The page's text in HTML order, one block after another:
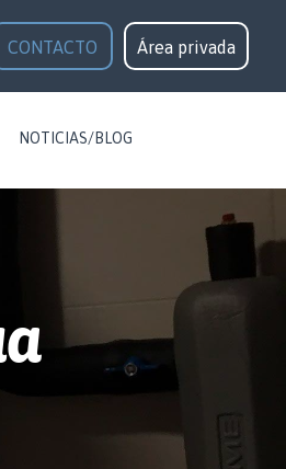
CONTACTO Área privada
NOTICIAS/BLOG